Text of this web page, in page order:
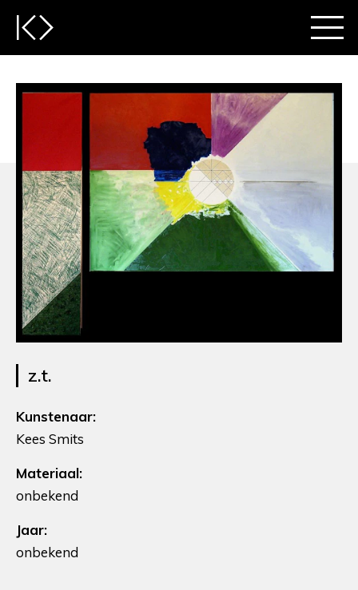
z.t.
Kunstenaar:
Kees Smits
Materiaal:
onbekend
Jaar:
onbekend